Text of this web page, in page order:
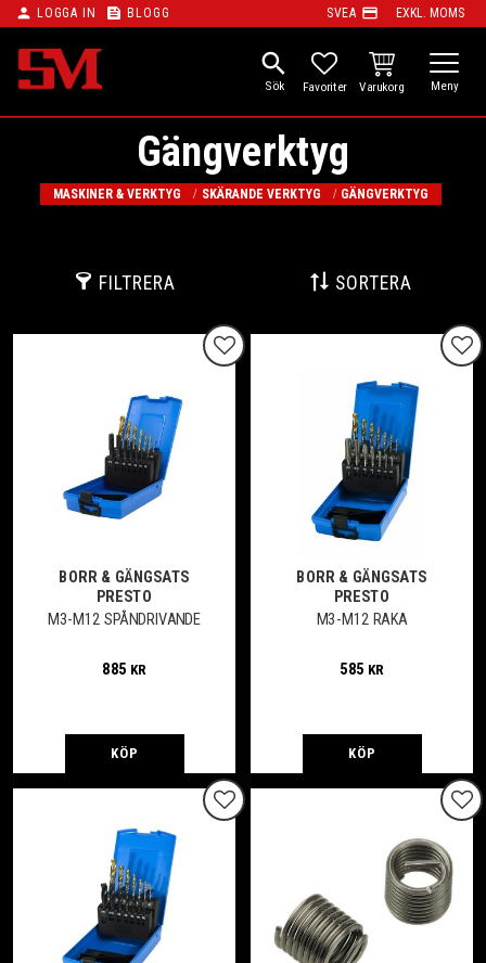
Meny
person LOGGA IN feed BLOGG SVEA payment EXKL. MOMS
search
FAVORITER
KUNDVAGN
Gängverktyg
MASKINER & VERKTYG SKÄRANDE VERKTYG GÄNGVERKTYG
FILTRERA SORTERA
BORR & GÄNGSATS
PRESTO
M3-M12 SPÅNDRIVANDE
885 KR
Lägg till i favoriter
KÖP
BORR & GÄNGSATS
PRESTO
M3-M12 RAKA
585 KR
KÖP
Lägg till i favoriter